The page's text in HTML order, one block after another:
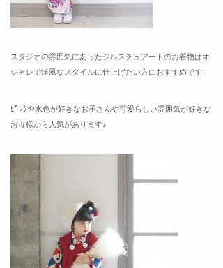
スタジオの雰囲気にあったジルスチュアートのお着物はオ
シャレで洋風なスタイルに仕上げたい方におすすめです！
ﾋﾟﾝｸや水色が好きなお子さんや可愛らしい雰囲気が好きな
お母様から人気があります♪